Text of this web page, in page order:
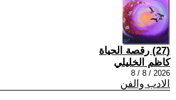
(27) رقصة الحياة
كاظم الخليلي
2026 / 8 / 8
الادب والفن